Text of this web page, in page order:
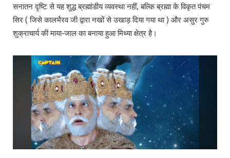
सनातन दृष्टि से यह शुद्ध ब्रह्मांडीय व्यवस्था नहीं, बल्कि ब्रह्मा के विकृत पंचम
सिर ( जिसे कालभैरव जी द्वारा नखों से उखाड़ दिया गया था ) और असुर गुरु
शुक्राचार्य की माया-जाल का बनाया हुआ मिथ्या क्षेत्र है।